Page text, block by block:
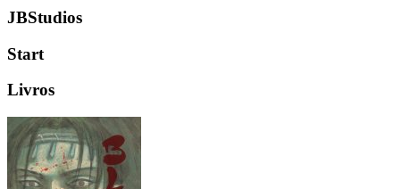
JBStudios
Start
Livros